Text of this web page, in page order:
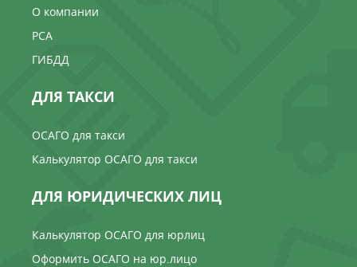
О компании
РСА
ГИБДД
ДЛЯ ТАКСИ
ОСАГО для такси
Калькулятор ОСАГО для такси
ДЛЯ ЮРИДИЧЕСКИХ ЛИЦ
Калькулятор ОСАГО для юрлиц
Оформить ОСАГО на юр.лицо